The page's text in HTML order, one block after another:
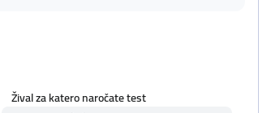
Žival za katero naročate test